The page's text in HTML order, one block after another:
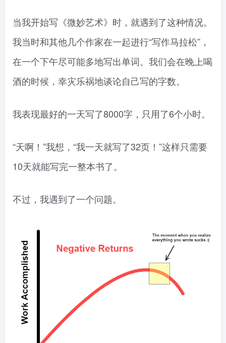
当我开始写《微妙艺术》时，就遇到了这种情况。
我当时和其他几个作家在一起进行“写作马拉松”，
在一个下午尽可能多地写出单词。我们会在晚上喝
酒的时候，幸灾乐祸地谈论自己写的字数。
我表现最好的一天写了8000字，只用了6个小时。
“天啊！”我想，“我一天就写了32页！”这样只需要
10天就能写完一整本书了。
不过，我遇到了一个问题。